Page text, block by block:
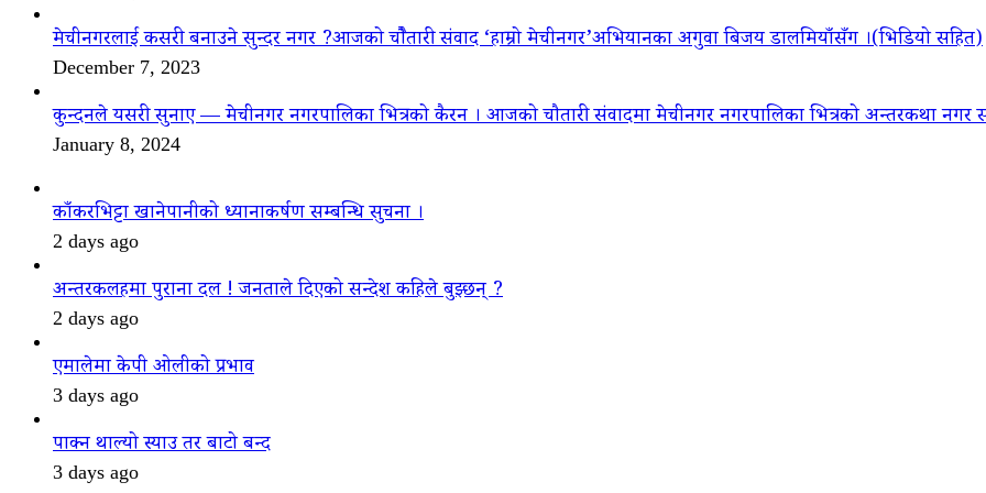
मेचीनगरलाई कसरी बनाउने सुन्दर नगर ?आजको चौैतारी संवाद ‘हाम्रो मेचीनगर’अभियानका अगुवा बिजय डालमियाँसँग ।(भिडियो सहित)
December 7, 2023
कुन्दनले यसरी सुनाए — मेचीनगर नगरपालिका भित्रको कैरन । आजको चौतारी संवादमा मेचीनगर नगरपालिका भित्रको अन्तरकथा नगर
January 8, 2024
काँकरभिट्टा खानेपानीको ध्यानाकर्षण सम्बन्धि सुचना ।
2 days ago
अन्तरकलहमा पुराना दल ! जनताले दिएको सन्देश कहिले बुझ्छन् ?
2 days ago
एमालेमा केपी ओलीको प्रभाव
3 days ago
पाक्न थाल्यो स्याउ तर बाटो बन्द
3 days ago